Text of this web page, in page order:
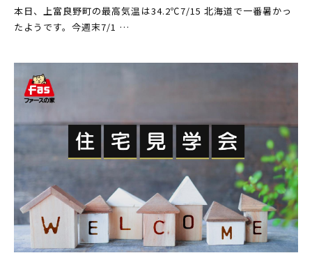
本日、上富良野町の最高気温は34.2℃7/15 北海道で一番暑かっ
たようです。今週末7/1 …